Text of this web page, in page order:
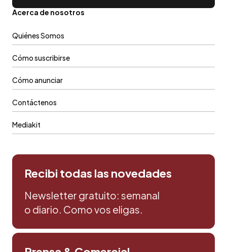
Acerca de nosotros
Quiénes Somos
Cómo suscribirse
Cómo anunciar
Contáctenos
Mediakit
Recibi todas las novedades
Newsletter gratuito: semanal
o diario. Como vos eligas.